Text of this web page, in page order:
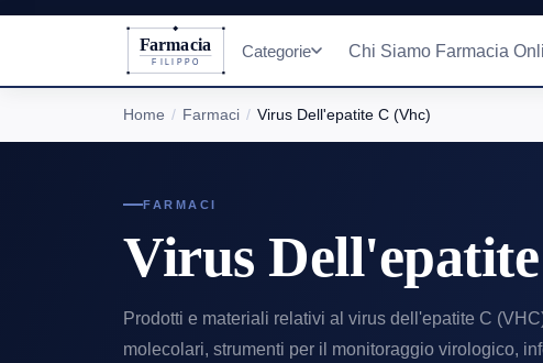
Farmacia
FILIPPO
Categorie Chi Siamo Farmacia
Home Farmaci Virus Dell'epatite C (Vhc)
FARMACI
Virus
Prodotti e materiali relativi al virus dell'epatite C
molecolari, strumenti per il monitoraggio virologico,